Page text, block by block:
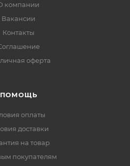
компании
Вакансии
Контакты
оферта
ПОМОЩЬ
оплаты
доставки
на товар
покупателям